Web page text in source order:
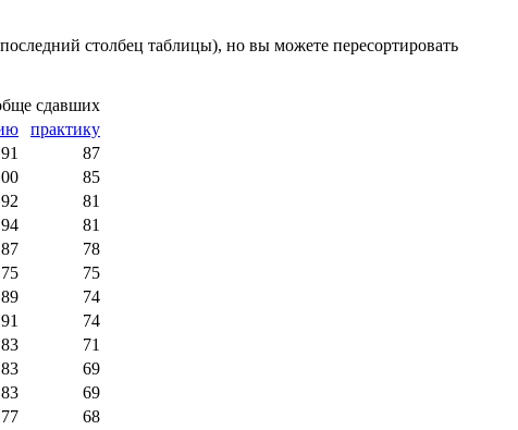
столбец таблицы), но вы можете пересортировать
сдавших
практику
91
87
85
92
81
94
81
87
78
75
75
89
74
91
74
83
71
83
69
83
69
77
68